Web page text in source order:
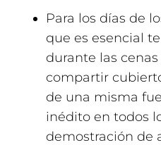
Para los días de
que es esencial
durante las
compartir
de una misma
inédito en todos
demostración de